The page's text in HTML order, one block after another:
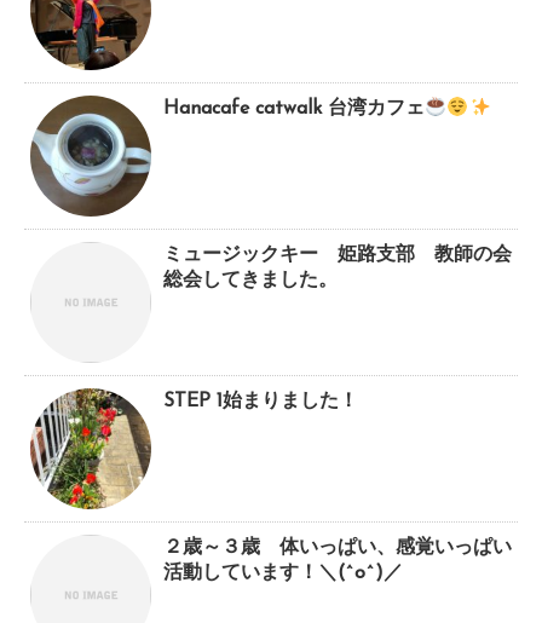
Hanacafe catwalk 台湾カフェ
ミュージックキー 姫路支部 教師の会
総会してきました。
STEP 1始まりました！
２歳～３歳 体いっぱい、感覚いっぱい
活動しています！＼(^o^)／